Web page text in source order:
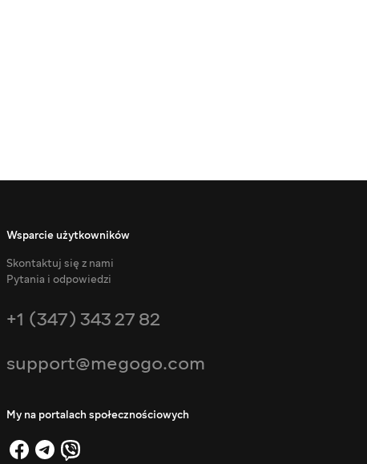
Wsparcie użytkowników
Skontaktuj się z nami
Pytania i odpowiedzi
+1 (347) 343 27 82
support@megogo.com
My na portalach społecznościowych